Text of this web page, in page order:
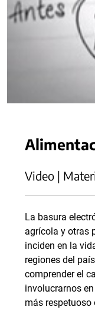
Video |
La basura
agrícola y otras
inciden en la
regiones del
comprender el
involucrarnos
más respetuoso